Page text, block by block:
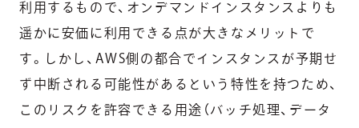
利用するもので、オンデマンドインスタンスよりも
遥かに安価に利用できる点が大きなメリットで
す。しかし、AWS側の都合でインスタンスが予期せ
ず中断される可能性があるという特性を持つため、
このリスクを許容できる用途（バッチ処理、データ